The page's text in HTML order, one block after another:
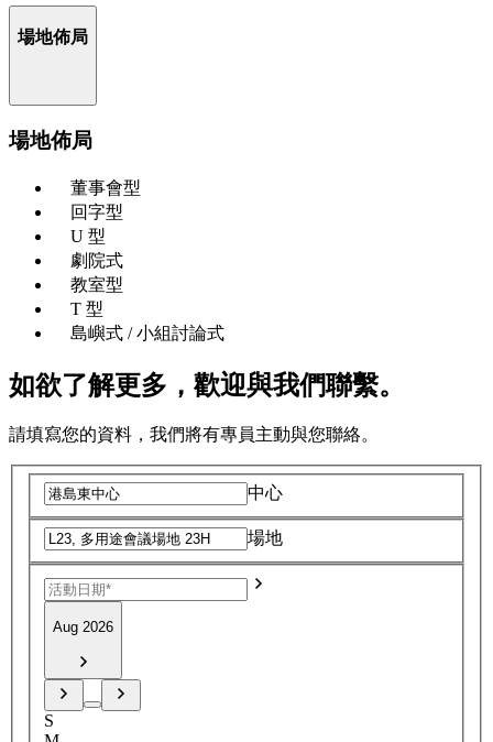
場地佈局
場地佈局
董事會型
回字型
U 型
劇院式
教室型
T 型
島嶼式 / 小組討論式
如欲了解更多，歡迎與我們聯繫。
請填寫您的資料，我們將有專員主動與您聯絡。
中心
場地
Aug 2026
S